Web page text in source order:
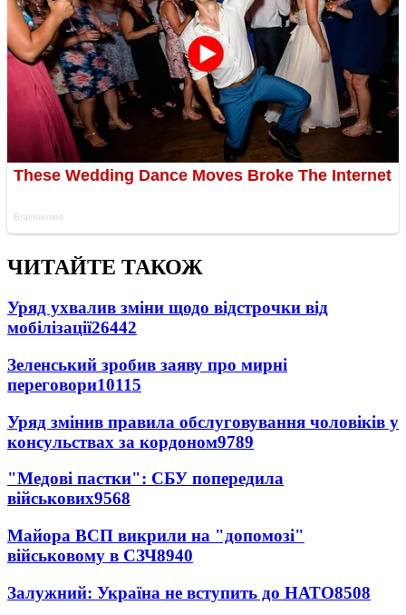
ЧИТАЙТЕ ТАКОЖ
Уряд ухвалив зміни щодо відстрочки від
мобілізації26442
Зеленський зробив заяву про мирні
переговори10115
Уряд змінив правила обслуговування чоловіків у
консульствах за кордоном9789
"Медові пастки": СБУ попередила
військових9568
Майора ВСП викрили на "допомозі"
військовому в СЗЧ8940
Залужний: Україна не вступить до НАТО8508